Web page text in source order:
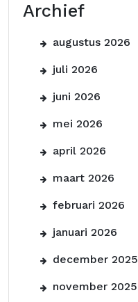
Archief
augustus 2026
juli 2026
juni 2026
mei 2026
april 2026
maart 2026
februari 2026
januari 2026
december 2025
november 2025